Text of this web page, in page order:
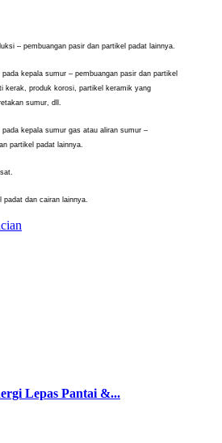
– pembuangan pasir dan partikel padat lainnya.
kepala sumur – pembuangan pasir dan partikel
kerak, produk korosi, partikel keramik yang
sumur, dll.
pada kepala sumur gas atau aliran sumur –
partikel padat lainnya.
padat dan cairan lainnya.
Lepas Pantai &...